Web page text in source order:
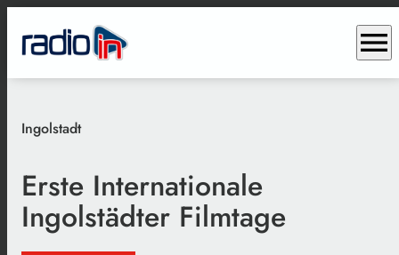
menu
Ingolstadt
Erste Internationale
Ingolstädter Filmtage